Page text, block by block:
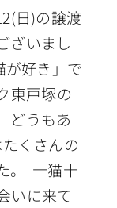
日)の譲渡
ざいまし
好き」で
東戸塚の
どうもあ
くさんの
。 十猫十
いに来て